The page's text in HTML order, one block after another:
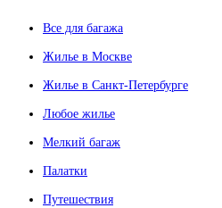
Все для багажа
Жилье в Москве
Жилье в Санкт-Петербурге
Любое жилье
Мелкий багаж
Палатки
Путешествия